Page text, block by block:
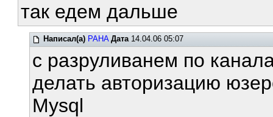
так едем дальше
Написал(а) PAHA Дата14.04.06 05:07
с разруливанем по
делать авторизацию
Mysql